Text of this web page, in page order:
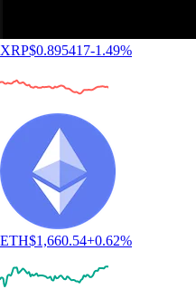
XRP$0.895417-1.49%
ETH$1,660.54+0.62%